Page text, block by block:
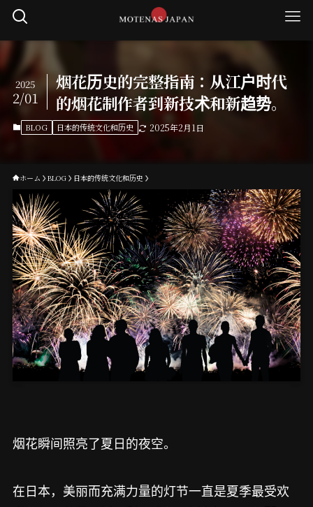
烟花历史的完整指南：从江户时代
的烟花制作者到新技术和新趋势。
2025
2/01
BLOG 日本的传统文化和历史 2025年2月1日
ホーム BLOG 日本的传统文化和历史
烟花瞬间照亮了夏日的夜空。
在日本，美丽而充满力量的灯节一直是夏季最受欢